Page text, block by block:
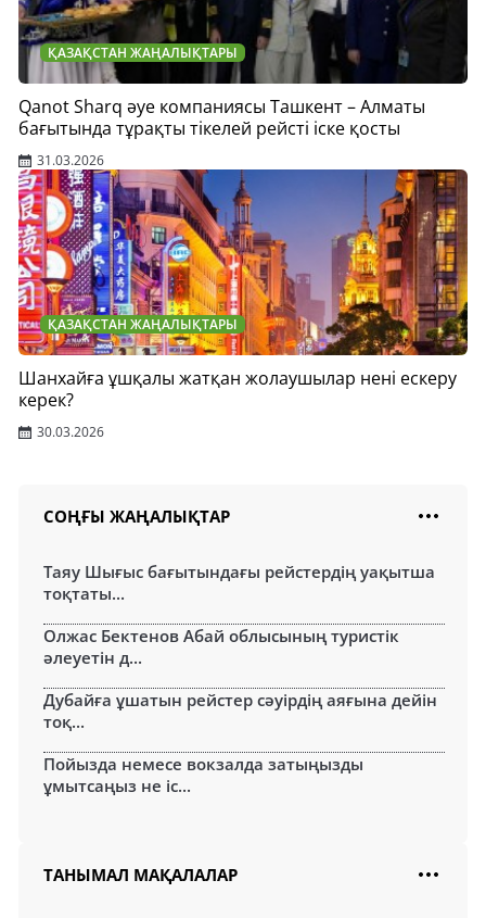
ҚАЗАҚСТАН ЖАҢАЛЫҚТАРЫ
Qanot Sharq әуе компаниясы Ташкент – Алматы
бағытында тұрақты тікелей рейсті іске қосты
31.03.2026
ҚАЗАҚСТАН ЖАҢАЛЫҚТАРЫ
Шанхайға ұшқалы жатқан жолаушылар нені ескеру
керек?
30.03.2026
СОҢҒЫ ЖАҢАЛЫҚТАР
Таяу Шығыс бағытындағы рейстердің уақытша
тоқтаты...
Олжас Бектенов Абай облысының туристік
әлеуетін д...
Дубайға ұшатын рейстер сәуірдің аяғына дейін
тоқ...
Пойызда немесе вокзалда затыңызды
ұмытсаңыз не іс...
ТАНЫМАЛ МАҚАЛАЛАР